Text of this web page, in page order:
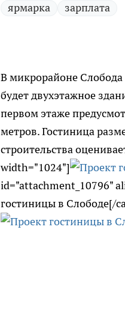
ярмарка зарплата
В микрорайоне Слобода
будет двухэтажное
первом этаже
метров. Гостиница
строительства
width="1024"]
id="attachment_10796"
гостиницы в Слободе[/